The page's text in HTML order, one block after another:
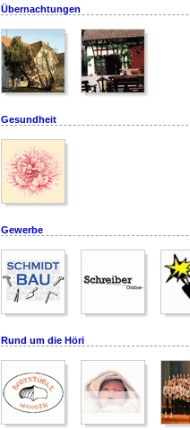
Übernachtungen
Gesundheit
Gewerbe
Rund um die Höri